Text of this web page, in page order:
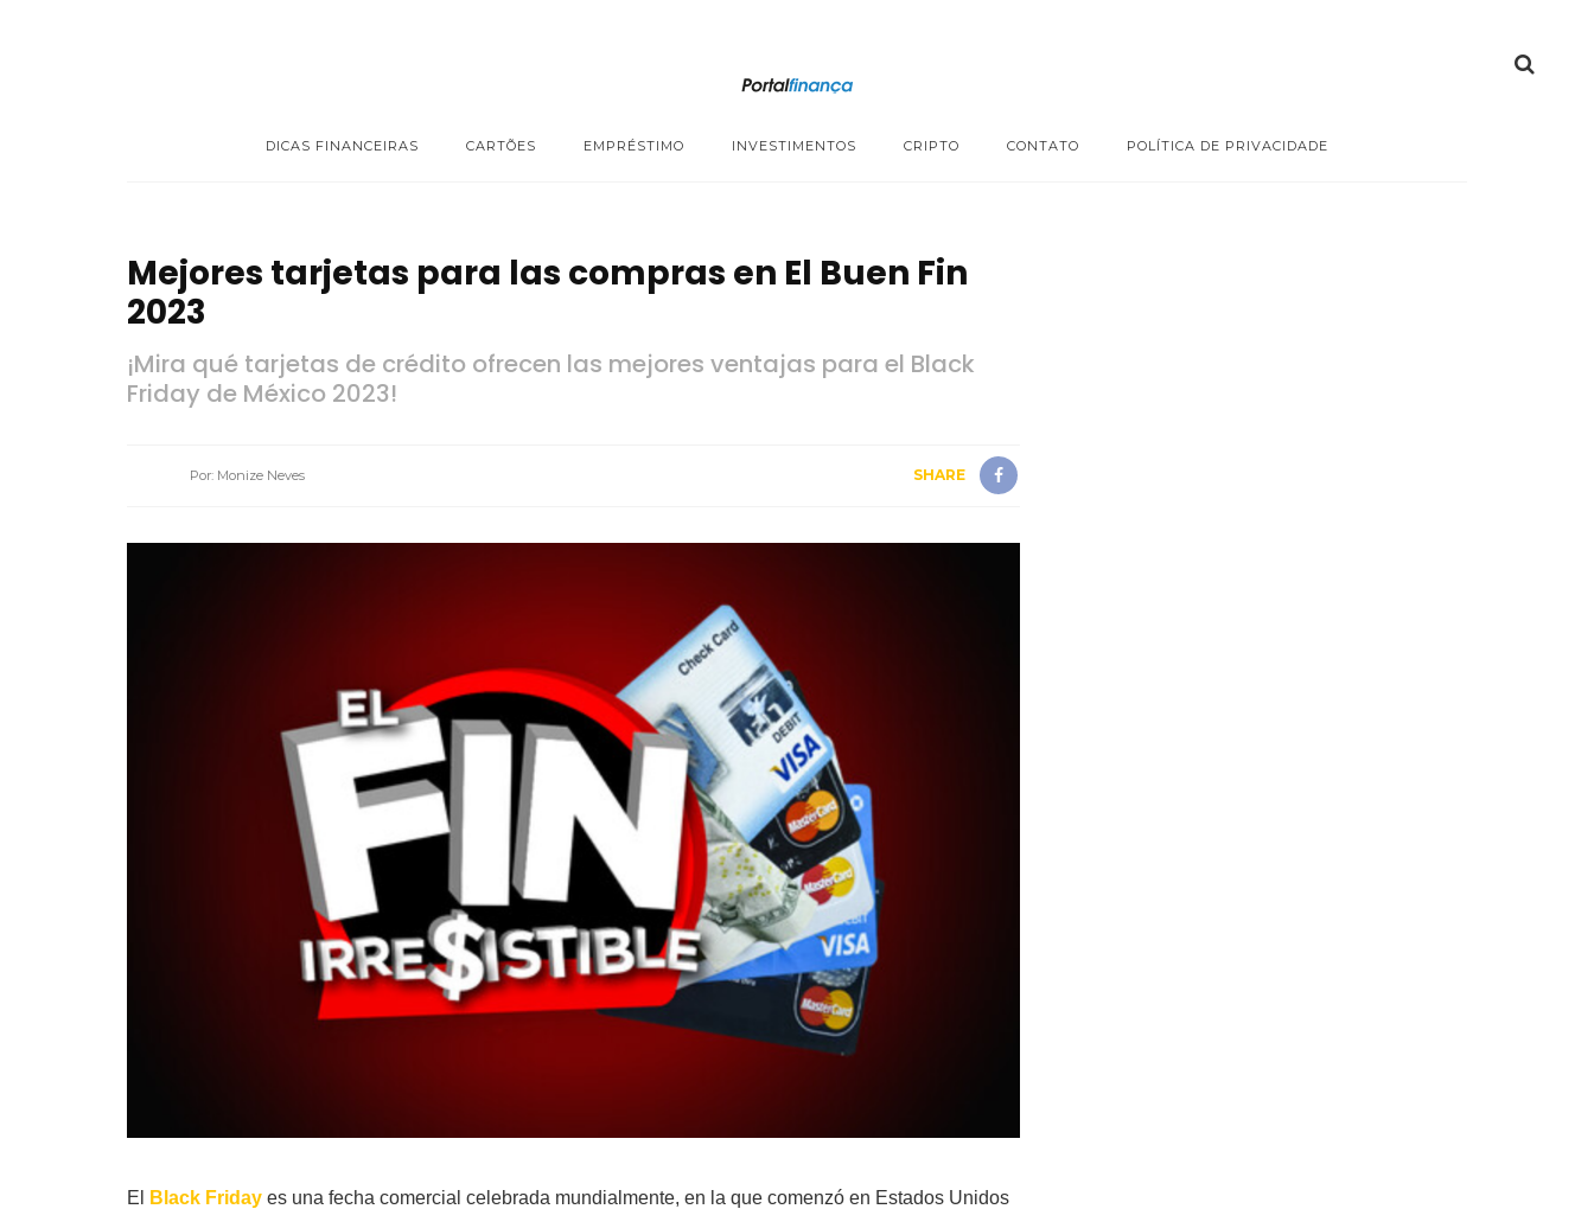
DICAS FINANCEIRAS CARTÕES EMPRÉSTIMO INVESTIMENTOS CRIPTO CONTATO POLÍTICA DE PRIVACIDADE
Mejores tarjetas para las compras en El Buen Fin
2023
¡Mira qué tarjetas de crédito ofrecen las mejores ventajas para el Black
Friday de México 2023!
Por: Monize Neves SHARE
El Black Friday es una fecha comercial celebrada mundialmente, en la que comenzó en Estados Unidos